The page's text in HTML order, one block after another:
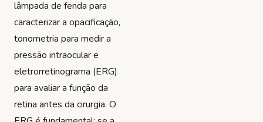
lâmpada de fenda para
caracterizar a opacificação,
tonometria para medir a
pressão intraocular e
eletrorretinograma (ERG)
para avaliar a função da
retina antes da cirurgia. O